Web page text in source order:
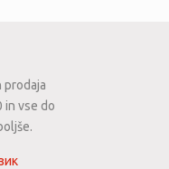
prodaja
in vse do